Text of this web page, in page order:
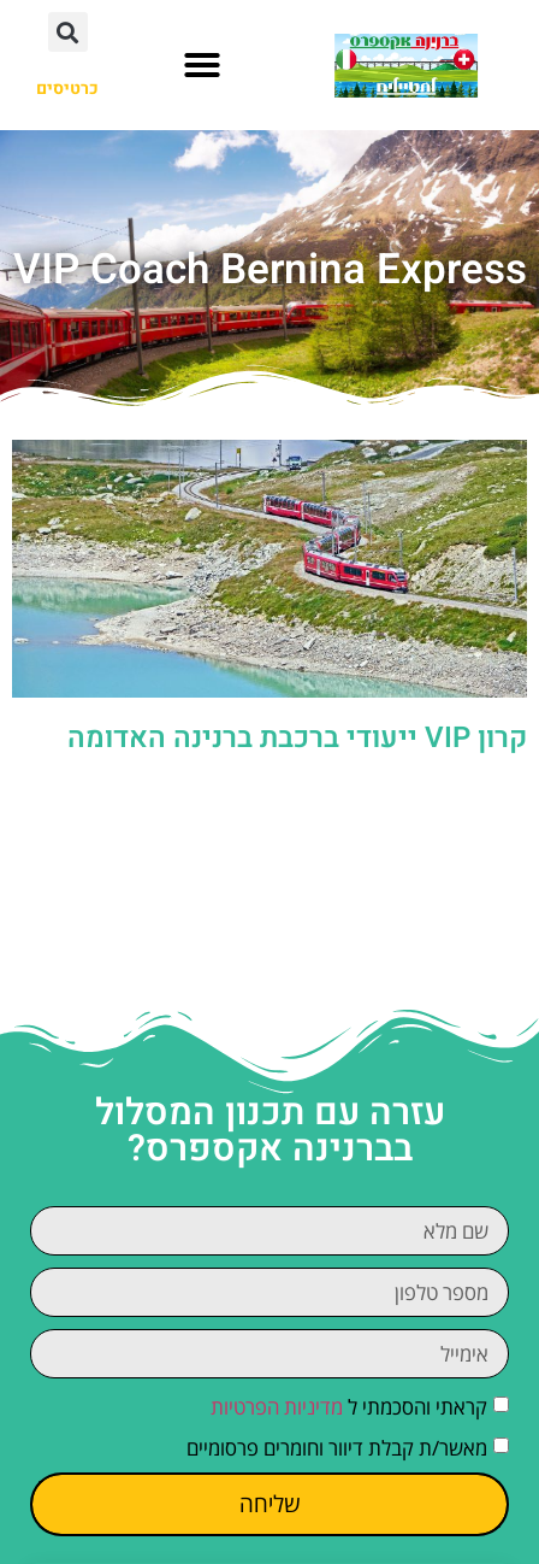
כרטיסים
VIP Coach Bernina Express
קרון VIP ייעודי ברכבת ברנינה האדומה
עזרה עם תכנון המסלול
בברנינה אקספרס?
קראתי והסכמתי ל מדיניות הפרטיות
מאשר/ת קבלת דיוור וחומרים פרסומיים
שליחה